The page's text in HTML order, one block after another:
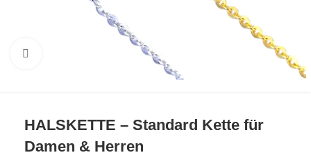
HALSKETTE – Standard Kette für
Damen & Herren